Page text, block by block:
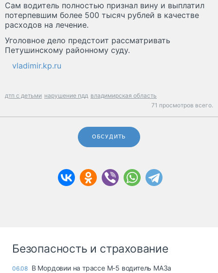
Сам водитель полностью признал вину и выплатил
потерпевшим более 500 тысяч рублей в качестве
расходов на лечение.
Уголовное дело предстоит рассматривать
Петушинскому районному суду.
vladimir.kp.ru
дтп с детьми нарушение пдд владимирская область
71 просмотров всего.
ОБСУДИТЬ
Безопасность и страхование
06.08 В Мордовии на трассе М-5 водитель МАЗа